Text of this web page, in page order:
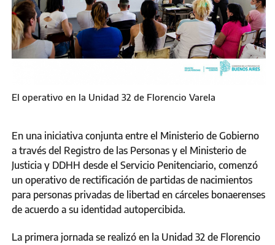
El operativo en la Unidad 32 de Florencio Varela
En una iniciativa conjunta entre el Ministerio de Gobierno
a través del Registro de las Personas y el Ministerio de
Justicia y DDHH desde el Servicio Penitenciario, comenzó
un operativo de rectificación de partidas de nacimientos
para personas privadas de libertad en cárceles bonaerenses
de acuerdo a su identidad autopercibida.
La primera jornada se realizó en la Unidad 32 de Florencio